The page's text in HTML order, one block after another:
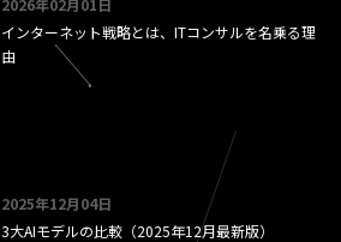
インターネット戦略とは、ITコンサルを名乗る理
由
2025年12月04日
3大AIモデルの比較（2025年12月最新版）